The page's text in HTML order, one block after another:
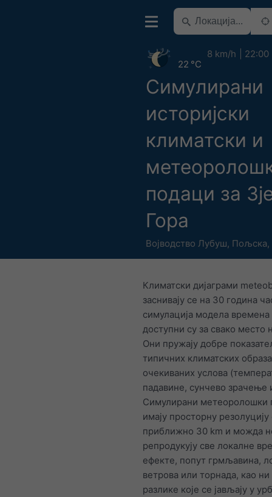
Симулирани
историјски
климатски и
подаци за
Гора
Војводство Лубуш, Пољска,
22 °C
8 km/h 22:00
Климатски дијаграми
заснивају се на 30 година
симулација моделa времена
доступни су за свако
Они пружају добре
типичних климатских
очекиваних услова
падавине, сунчево зрачење
Симулирани метеоролошки
имају просторну резолуцију
приближно 30 km и можда
репродукују све локалне
ефекте, попут грмљавина,
ветрова или торнада, као
разлике које се јављају у